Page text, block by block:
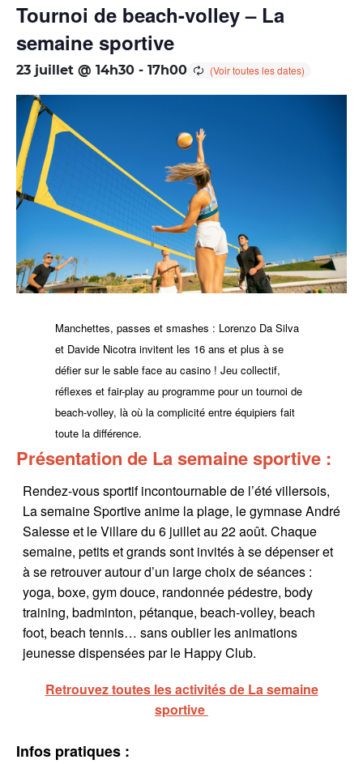
Tournoi de beach-volley – La
semaine sportive
23 juillet @ 14h30 - 17h00
Manchettes, passes et smashes : Lorenzo Da Silva
et Davide Nicotra invitent les 16 ans et plus à se
défier sur le sable face au casino ! Jeu collectif,
réflexes et fair-play au programme pour un tournoi de
beach-volley, là où la complicité entre équipiers fait
toute la différence.
Présentation de La semaine sportive :
Rendez-vous sportif incontournable de l’été villersois,
La semaine Sportive anime la plage, le gymnase André
Salesse et le Villare du 6 juillet au 22 août. Chaque
semaine, petits et grands sont invités à se dépenser et
à se retrouver autour d’un large choix de séances :
yoga, boxe, gym douce, randonnée pédestre, body
training, badminton, pétanque, beach-volley, beach
foot, beach tennis… sans oublier les animations
jeunesse dispensées par le Happy Club.
Retrouvez toutes les activités de La semaine
sportive
Infos pratiques :